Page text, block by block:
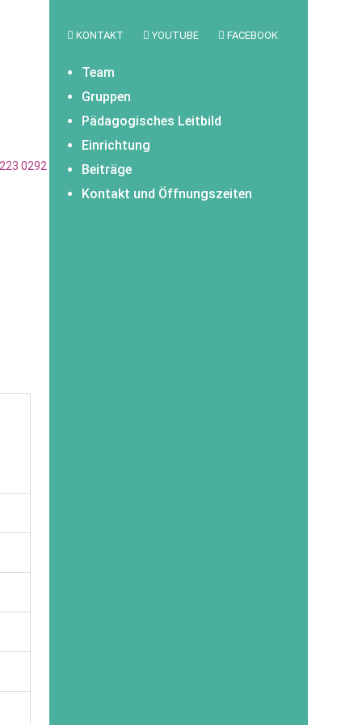
0292 32 (Sparkasse Hochfranken)
KONTAKT YOUTUBE FACEBOOK
Team
Gruppen
Pädagogisches Leitbild
Einrichtung
Beiträge
Kontakt und Öffnungszeiten